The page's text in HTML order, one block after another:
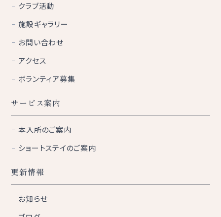
クラブ活動
施設ギャラリー
お問い合わせ
アクセス
ボランティア募集
サービス案内
本入所のご案内
ショートステイのご案内
更新情報
お知らせ